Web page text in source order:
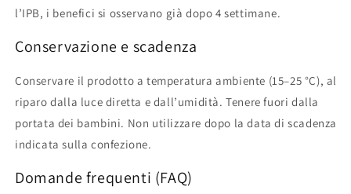
l’IPB, i benefici si osservano già dopo 4 settimane.
Conservazione e scadenza
Conservare il prodotto a temperatura ambiente (15–25 °C), al
riparo dalla luce diretta e dall’umidità. Tenere fuori dalla
portata dei bambini. Non utilizzare dopo la data di scadenza
indicata sulla confezione.
Domande frequenti (FAQ)